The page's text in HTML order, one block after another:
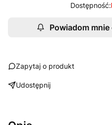
Dostępność:
Powiadom
Zapytaj o produkt
Udostępnij